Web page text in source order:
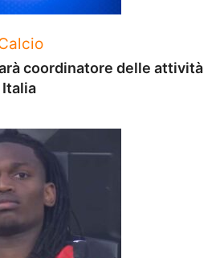
coordinatore delle attività